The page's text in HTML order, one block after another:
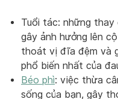
Tuổi tác: những thay
gây ảnh hưởng lên
thoát vị đĩa đệm và
phổ biến nhất của
Béo phì: việc thừa
sống của bạn, gây